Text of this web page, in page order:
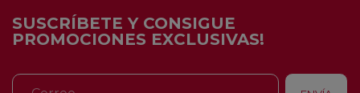
SUSCRÍBETE Y CONSIGUE
PROMOCIONES EXCLUSIVAS!